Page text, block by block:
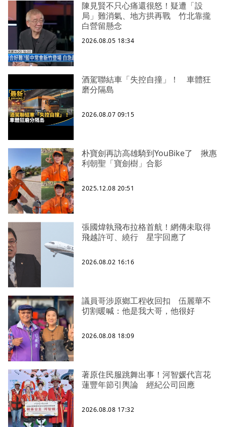
陳見賢不只心痛還很怒！疑遭「設
局」難消氣、地方拱再戰 竹北靠攏
白營留懸念
2026.08.05 18:34
酒駕聯結車「失控自撞」！ 車體狂
磨分隔島
2026.08.07 09:15
朴寶劍再訪高雄騎到YouBike了 揪惠
利朝聖「寶劍樹」合影
2025.12.08 20:51
張國煒執飛布拉格首航！網傳未取得
飛越許可、繞行 星宇回應了
2026.08.02 16:16
議員哥涉原鄉工程收回扣 伍麗華不
切割暖喊：他是我大哥，他很好
2026.08.08 18:09
著原住民服跳舞出事！河智媛代言花
蓮豐年節引輿論 經紀公司回應
2026.08.08 17:32